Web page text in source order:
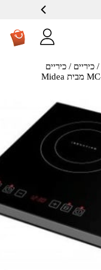
/ כיריים / כיריים